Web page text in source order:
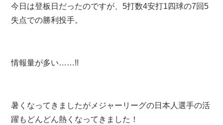
今日は登板日だったのですが、5打数4安打1四球の7回5
失点での勝利投手。
情報量が多い……!!
暑くなってきましたがメジャーリーグの日本人選手の活
躍もどんどん熱くなってきました！